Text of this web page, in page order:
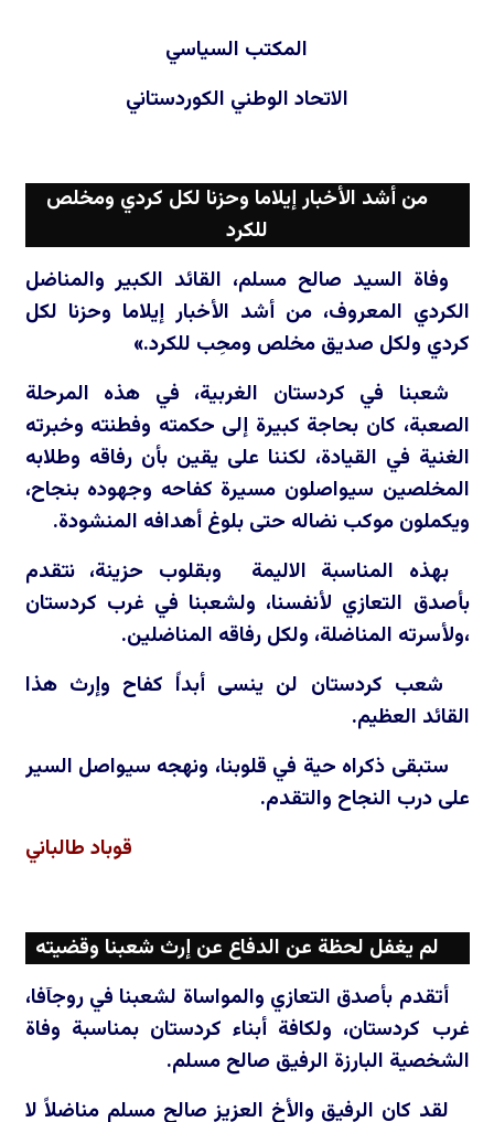
المكتب السياسي
الاتحاد الوطني الكوردستاني
من أشد الأخبار إيلاما وحزنا لكل كردي ومخلص
للكرد
وفاة السيد صالح مسلم، القائد الكبير والمناضل
الكردي المعروف، من أشد الأخبار إيلاما وحزنا لكل
كردي ولكل صديق مخلص ومحِب للكرد.»
شعبنا في كردستان الغربية، في هذه المرحلة
الصعبة، كان بحاجة كبيرة إلى حكمته وفطنته وخبرته
الغنية في القيادة، لكننا على يقين بأن رفاقه وطلابه
المخلصين سيواصلون مسيرة كفاحه وجهوده بنجاح،
ويكملون موكب نضاله حتى بلوغ أهدافه المنشودة.
بهذه المناسبة الاليمة وبقلوب حزينة، نتقدم
بأصدق التعازي لأنفسنا، ولشعبنا في غرب كردستان
،ولأسرته المناضلة، ولكل رفاقه المناضلين.
شعب كردستان لن ينسى أبداً كفاح وإرث هذا
القائد العظيم.
ستبقى ذكراه حية في قلوبنا، ونهجه سيواصل السير
على درب النجاح والتقدم.
قوباد طالباني
لم يغفل لحظة عن الدفاع عن إرث شعبنا وقضيته
أتقدم بأصدق التعازي والمواساة لشعبنا في روجآفا،
غرب كردستان، ولكافة أبناء كردستان بمناسبة وفاة
الشخصية البارزة الرفيق صالح مسلم.
لقد كان الرفيق والأخ العزيز صالح مسلم مناضلاً لا